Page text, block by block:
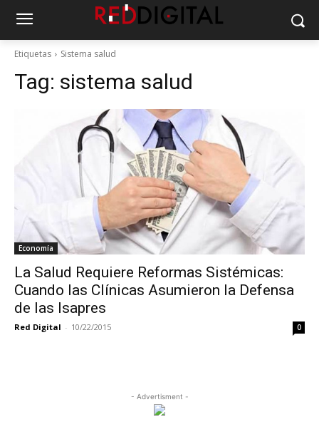
Etiquetas Sistema salud
Tag: sistema salud
Economía
La Salud Requiere Reformas Sistémicas:
Cuando las Clínicas Asumieron la Defensa
de las Isapres
Red Digital - 10/22/2015 0
- Advertisment -